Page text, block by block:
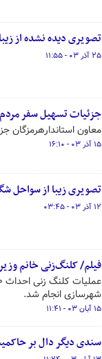
تصویری دیده نشده از
۲۵ آذر ۰۳ - ۱۱:۵۵
جزئیات تسهیل سفر
معاون استاندارهرمزگان
۱۵ آذر ۰۳ - ۱۶:۱۰
تصویری زیبا از سواحل
۱۲ آذر ۰۳ - ۰۳:۴۵
فیلم/ کلنگ‌زنی خانم وزیر در احداث ۱۱۰
شهرسازی انجام شد.
۱۵ آبان ۰۳ - ۱۱:۴۱
سندی دیگر دال بر